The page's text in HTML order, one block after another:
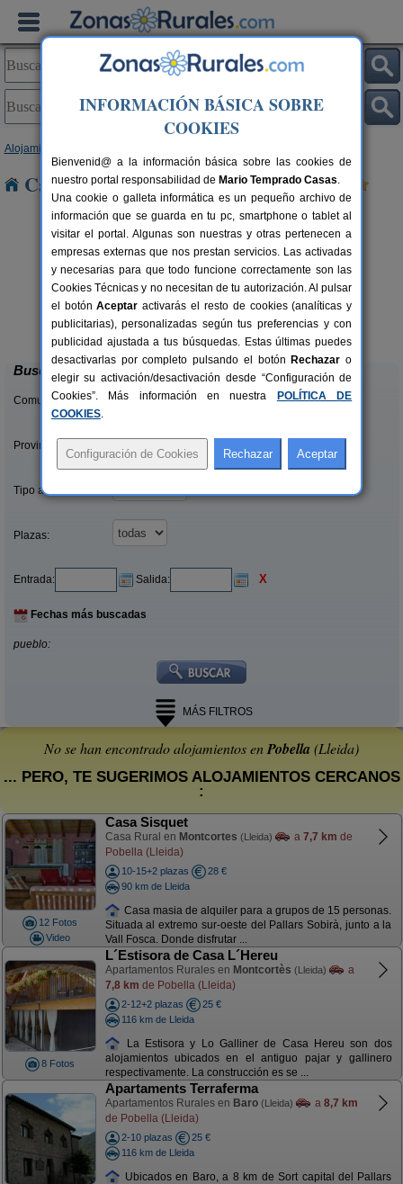
Alojamientos
Casas Rurales cerca de Pobella
30+5 pers.
desde26 €
El Corral de Lladurs
Lladurs (Lleida)
Buscar
Comunidades:
Provincias/Islas:
Tipo alquiler:
Plazas:
Entrada: Salida: X
Fechas más buscadas
pueblo:
MÁS FILTROS
No se han encontrado alojamientos enPobella (Lleida)
... PERO, TE SUGERIMOS ALOJAMIENTOS CERCANOS
:
12 Fotos
Video
Casa Sisquet
Casa Rural en Montcortes (Lleida) a 7,7 km de
Pobella (Lleida)
10-15+2 plazas
28 €
90 km de Lleida
Casa masia de alquiler para a grupos de 15 personas.
Situada al extremo sur-oeste del Pallars Sobirà, junto a la
Vall Fosca. Donde disfrutar ...
8 Fotos
L´Estisora de Casa L´Hereu
Apartamentos Rurales en Montcortès (Lleida)
a
7,8 km de Pobella (Lleida)
2-12+2 plazas
25 €
116 km de Lleida
La Estisora y Lo Galliner de Casa Hereu son dos
alojamientos ubicados en el antiguo pajar y gallinero
respectivamente. La construcción es se ...
Apartaments Terraferma
Apartamentos Rurales en Baro (Lleida) a 8,7 km
de Pobella (Lleida)
2-10 plazas
25 €
116 km de Lleida
Ubicados en Baro, a 8 km de Sort capital del Pallars
INFORMACIÓN BÁSICA SOBRE
COOKIES
Bienvenid@ a la información básica sobre las cookies de
nuestro portal responsabilidad de Mario Temprado Casas.
Una cookie o galleta informática es un pequeño archivo de
información que se guarda en tu pc, smartphone o tablet al
visitar el portal. Algunas son nuestras y otras pertenecen a
empresas externas que nos prestan servicios. Las activadas
y necesarias para que todo funcione correctamente son las
Cookies Técnicas y no necesitan de tu autorización. Al pulsar
el botónAceptar activarás el resto de cookies (analíticas y
publicitarias), personalizadas según tus preferencias y con
publicidad ajustada a tus búsquedas. Estas últimas puedes
desactivarlas por completo pulsando el botón Rechazar o
elegir su activación/desactivación desde “Configuración de
Cookies”. Más información en nuestra
POLÍTICA DE
COOKIES.